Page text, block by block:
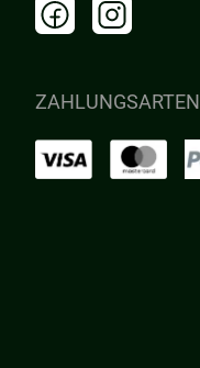
ZAHLUNGSARTEN